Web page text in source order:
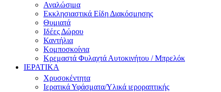
Αναλώσιμα
Εκκλησιαστικά Είδη Διακόσμησης
Θυμιατά
Ιδέες Δώρου
Καντήλια
Κομποσκοίνια
Κρεμαστά Φυλαχτά Αυτοκινήτου / Μπρελόκ
ΙΕΡΑΤΙΚΑ
Χρυσοκέντητα
Ιερατικά Υφάσματα/Υλικά ιεροραπτικής